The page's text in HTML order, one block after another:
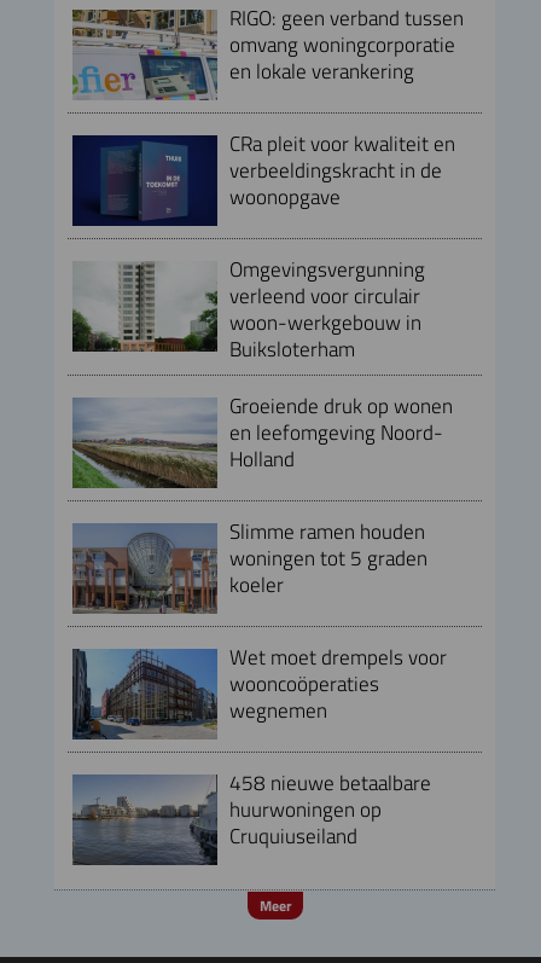
RIGO: geen verband tussen
omvang woningcorporatie
en lokale verankering
CRa pleit voor kwaliteit en
verbeeldingskracht in de
woonopgave
Omgevingsvergunning
verleend voor circulair
woon-werkgebouw in
Buiksloterham
Groeiende druk op wonen
en leefomgeving Noord-
Holland
Slimme ramen houden
woningen tot 5 graden
koeler
Wet moet drempels voor
wooncoöperaties
wegnemen
458 nieuwe betaalbare
huurwoningen op
Cruquiuseiland
Meer